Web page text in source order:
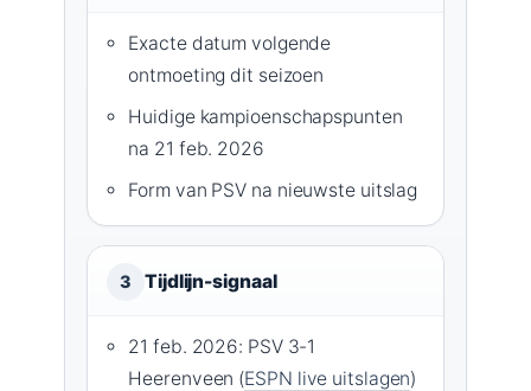
Exacte datum volgende
ontmoeting dit seizoen
Huidige kampioenschapspunten
na 21 feb. 2026
Form van PSV na nieuwste uitslag
3 Tijdlijn-signaal
21 feb. 2026: PSV 3-1
Heerenveen (ESPN live uitslagen)